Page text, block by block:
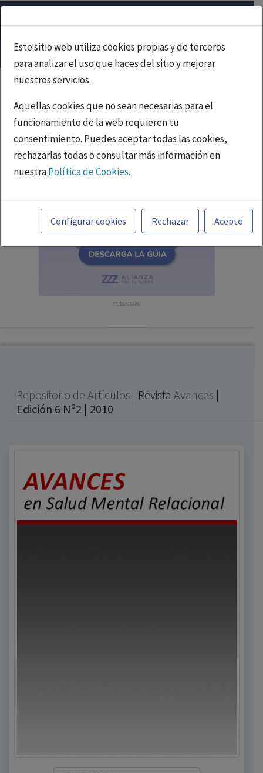
Este sitio web utiliza cookies propias y de terceros
para analizar el uso que haces del sitio y mejorar
nuestros servicios.
Aquellas cookies que no sean necesarias para el
funcionamiento de la web requieren tu
consentimiento. Puedes aceptar todas las cookies,
rechazarlas todas o consultar más información en
nuestraPolítica de Cookies.
Toda la información incluida en la Página Web está
referida a productos del mercado español y, por
tanto, dirigida a profesionales sanitarios legalmente
facultados para prescribir o dispensar medicamentos
con ejercicio profesional. La información técnica de los
fármacos se facilita a título meramente informativo,
Configurar cookies Rechazar Acepto
PUBLICIDAD
Repositorio de Artículos | Revista Avances |
Edición 6 Nº2 | 2010